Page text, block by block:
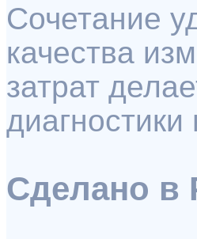
Сочетание
качества
затрат
Сделано в